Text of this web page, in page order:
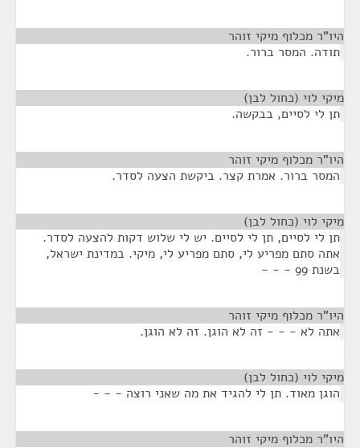
היו"ר מכלוף מיקי זוהר
תודה. המסר ברור.
מיקי לוי (כחול לבן)
תן לי לסיים, בבקשה.
היו"ר מכלוף מיקי זוהר
המסר ברור. אמרת קצר. ביקשת הצעה לסדר.
מיקי לוי (כחול לבן)
תן לי לסיים, תן לי לסיים. יש לי שלוש דקות להצעה לסדר.
אתה סתם מפריע לי, סתם מפריע לי, מיקי. במדינת ישראל,
בשנת 99 - - -
היו"ר מכלוף מיקי זוהר
אתה לא - - - זה לא הוגן. זה לא הוגן.
מיקי לוי (כחול לבן)
הוגן מאוד. תן לי להגיד את מה שאני רוצה - - -
היו"ר מכלוף מיקי זוהר